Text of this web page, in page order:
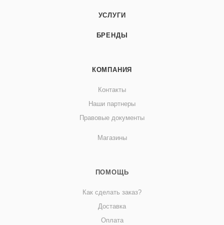
УСЛУГИ
БРЕНДЫ
КОМПАНИЯ
Контакты
Наши партнеры
Правовые документы
Магазины
ПОМОЩЬ
Как сделать заказ?
Доставка
Оплата